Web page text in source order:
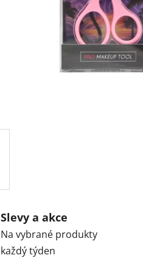
Slevy a akce
Na vybrané produkty
každý týden